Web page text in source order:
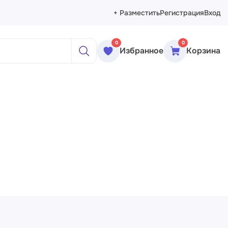
+ РазместитьРегистрацияВход
0
Избранное
0
Корзина